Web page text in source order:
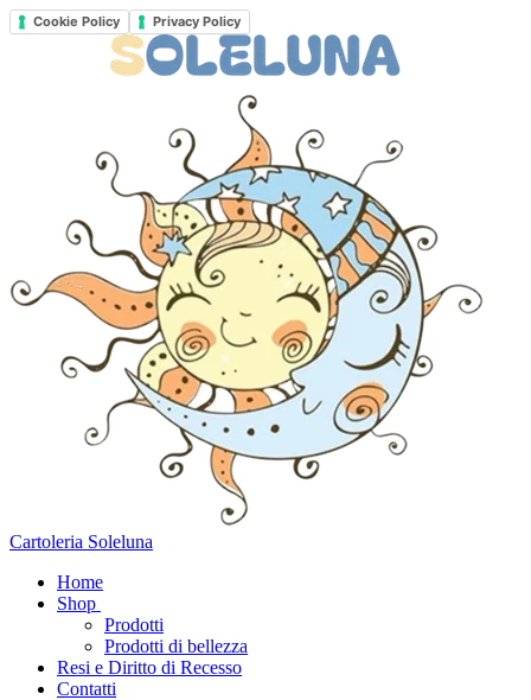
Cookie Policy Privacy Policy
Cartoleria Soleluna
Home
Shop
Prodotti
Prodotti di bellezza
Resi e Diritto di Recesso
Contatti